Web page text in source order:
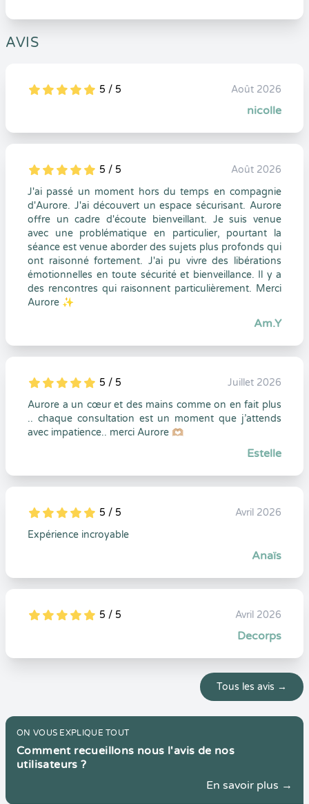
AVIS
5
1
5
0 5 / 5 Août 2026
nicolle
5
1
5
0 5 / 5
Août 2026
J'ai passé un moment hors du temps en compagnie
d'Aurore. J'ai découvert un espace sécurisant. Aurore
offre un cadre d'écoute bienveillant. Je suis venue
avec une problématique en particulier, pourtant la
séance est venue aborder des sujets plus profonds qui
ont raisonné fortement. J'ai pu vivre des libérations
émotionnelles en toute sécurité et bienveillance. Il y a
des rencontres qui raisonnent particulièrement. Merci
Aurore ✨
Am.Y
5
1
5
0 5 / 5
Juillet 2026
Aurore a un cœur et des mains comme on en fait plus
.. chaque consultation est un moment que j’attends
avec impatience.. merci Aurore 🫶🏼
Estelle
5
1
5
0 5 / 5
Avril 2026
Expérience incroyable
Anaïs
5
1
5
0 5 / 5 Avril 2026
Decorps
Tous les avis →
ON VOUS EXPLIQUE TOUT
Comment recueillons nous l'avis de nos
utilisateurs ?
En savoir plus →